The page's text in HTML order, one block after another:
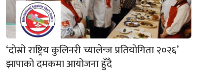
‘दोस्रो राष्ट्रिय कुलिनरी च्यालेन्ज प्रतियोगिता २०२६’
झापाको दमकमा आयोजना हुँदै